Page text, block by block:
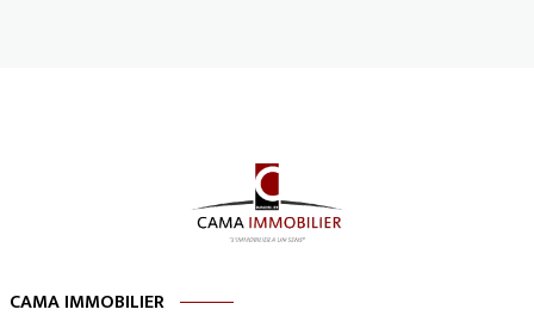
CAMA IMMOBILIER